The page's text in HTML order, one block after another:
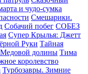
и чудо-сумка
Смешарики.
Собачий побег СОБЕЗ
Супер Крылья: Джетт
Руки Тайная
долины Тима
королевство
Турбозавры. Зимние